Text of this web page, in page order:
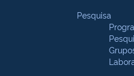
Pesquisa